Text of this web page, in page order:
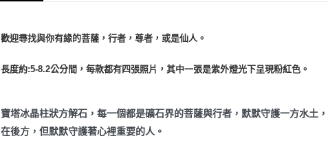
歡迎尋找與你有緣的菩薩，行者，尊者，或是仙人。
長度約:5-8.2公分間，每款都有四張照片，其中一張是紫外燈光下呈現粉紅色。
寶塔冰晶柱狀方解石，每一個都是礦石界的菩薩與行者，默默守護一方水土
在後方，但默默守護著心裡重要的人。